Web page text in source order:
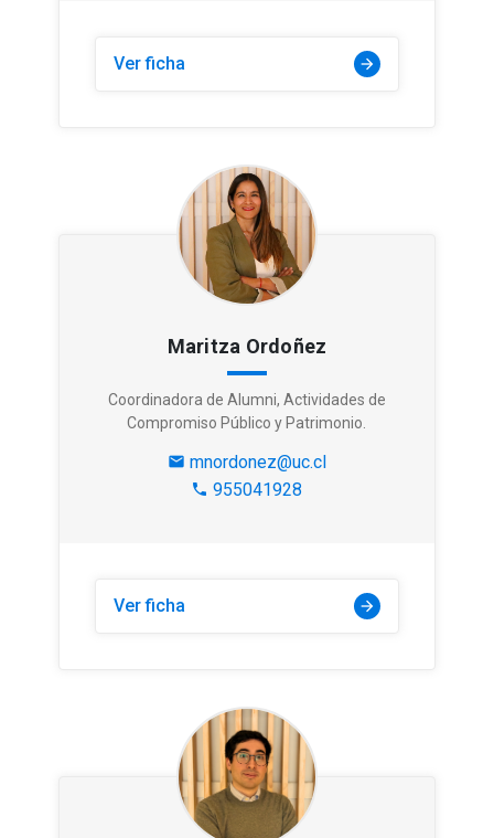
Ver ficha arrow_forward
Maritza Ordoñez
Coordinadora de Alumni, Actividades de
Compromiso Público y Patrimonio.
mail mnordonez@uc.cl
phone 955041928
Ver ficha arrow_forward